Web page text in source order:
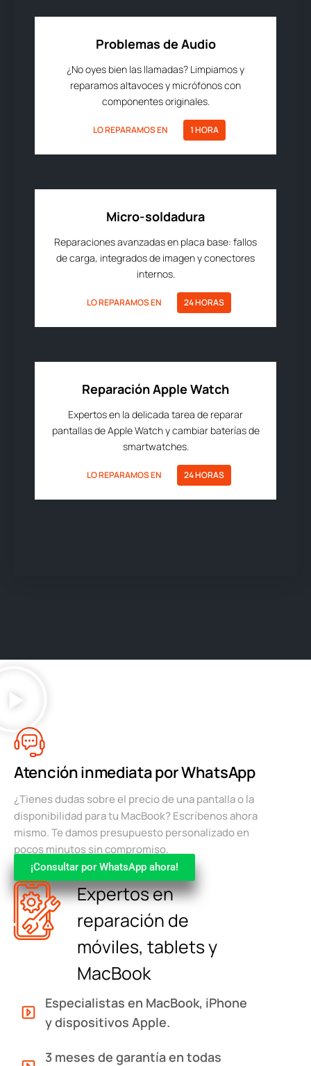
Problemas de Audio
¿No oyes bien las llamadas? Limpiamos y
reparamos altavoces y micrófonos con
componentes originales.
LO REPARAMOS EN 1 HORA
Micro-soldadura
Reparaciones avanzadas en placa base: fallos
de carga, integrados de imagen y conectores
internos.
LO REPARAMOS EN 24 HORAS
Reparación Apple Watch
Expertos en la delicada tarea de reparar
pantallas de Apple Watch y cambiar baterías de
smartwatches.
LO REPARAMOS EN 24 HORAS
Atención inmediata por WhatsApp
¿Tienes dudas sobre el precio de una pantalla o la
disponibilidad para tu MacBook? Escríbenos ahora
mismo. Te damos presupuesto personalizado en
pocos minutos sin compromiso.
¡Consultar por WhatsApp ahora!
Expertos en
reparación de
móviles, tablets y
MacBook
Especialistas en MacBook, iPhone
y dispositivos Apple.
3 meses de garantía en todas